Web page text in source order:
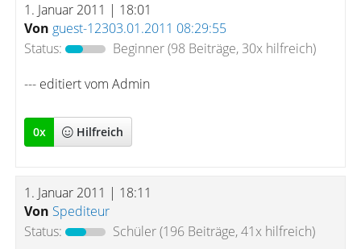
1. Januar 2011 | 18:01
Von guest-12303.01.2011 08:29:55
Status:
Beginner(98 Beiträge, 30x hilfreich)
--- editiert vom Admin
0x Hilfreich
1. Januar 2011 | 18:11
Von Spediteur
Status:
Schüler(196 Beiträge, 41x hilfreich)